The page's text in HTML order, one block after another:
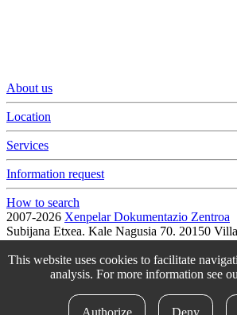
About us
Location
Services
Information request
How to search
2007-2026 Xenpelar Dokumentazio Zentroa
Subijana Etxea. Kale Nagusia 70. 20150
bertsozale.eus /Lege oharra/Pribatutasun
Babesle eta laguntzaileak/Change the
This website uses cookies to facilitate
analysis. For more information see